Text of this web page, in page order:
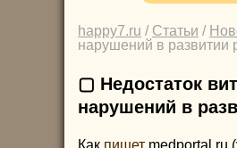
happy7.ru / Статьи /
нарушений в развитии
▢ Недостаток
нарушений в
Как пишет medportal.ru